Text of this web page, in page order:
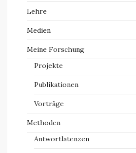
Lehre
Medien
Meine Forschung
Projekte
Publikationen
Vorträge
Methoden
Antwortlatenzen